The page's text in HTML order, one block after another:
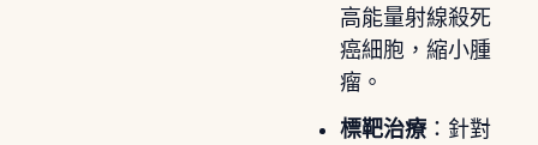
高能量射線殺死
癌細胞，縮小腫
瘤。
標靶治療：針對